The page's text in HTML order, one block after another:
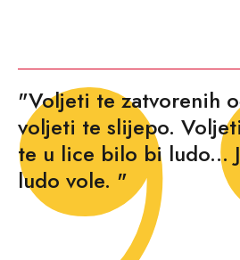
"Voljeti te zatvorenih
voljeti te slijepo.
te u lice bilo bi ludo...
ludo vole. "